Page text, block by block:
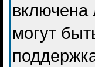
включена
могут